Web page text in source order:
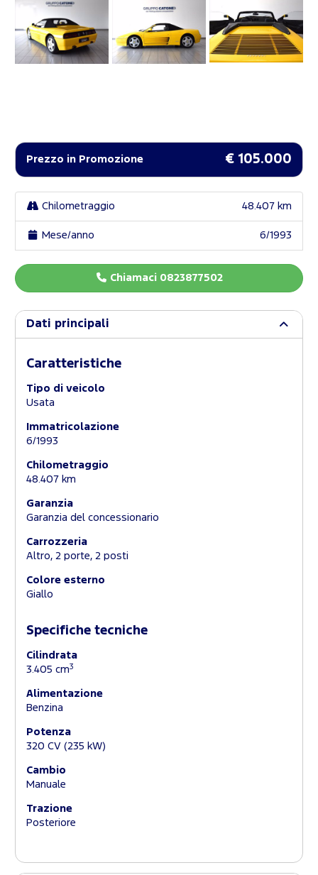
Prezzo in Promozione € 105.000
Chilometraggio 48.407 km
Mese/anno 6/1993
Chiamaci 0823877502
Dati principali
Caratteristiche
Tipo di veicolo
Usata
Immatricolazione
6/1993
Chilometraggio
48.407 km
Garanzia
Garanzia del concessionario
Carrozzeria
Altro, 2 porte, 2 posti
Colore esterno
Giallo
Specifiche tecniche
Cilindrata
3.405 cm3
Alimentazione
Benzina
Potenza
320 CV (235 kW)
Cambio
Manuale
Trazione
Posteriore